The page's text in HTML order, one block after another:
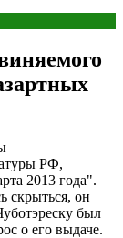
РФ,
2013 года".
скрыться, он
был
о его выдаче.